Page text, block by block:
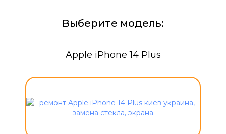
Выберите модель:
Apple iPhone 14 Plus